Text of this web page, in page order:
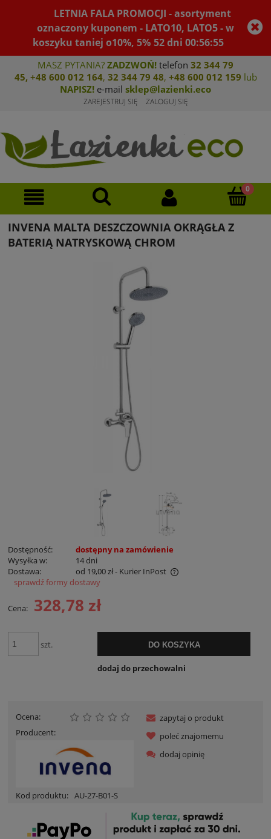
LETNIA FALA PROMOCJI - asortyment
oznaczony kuponem - LATO10, LATO5 - w
koszyku taniej o10%, 5% 52dni00:56:55
MASZ PYTANIA? ZADZWOŃ! telefon 32 344 79
45, +48 600 012 164, 32 344 79 48, +48 600 012 159 lub
NAPISZ! e-mail sklep@lazienki.eco
ZAREJESTRUJ SIĘ ZALOGUJ SIĘ
INVENA MALTA DESZCZOWNIA OKRĄGŁA Z
BATERIĄ NATRYSKOWĄ CHROM
Dostępność:
dostępny na zamówienie
Wysyłka w:
14 dni
Dostawa:
od 19,00 zł- Kurier InPost
Cena nie zawiera ewentualnych kosztów płatności
sprawdź formy dostawy
Cena: 328,78 zł
szt. DO KOSZYKA
dodaj do przechowalni
Ocena:
Producent:
Kod produktu: AU-27-B01-S
zapytaj o produkt
poleć znajomemu
dodaj opinię